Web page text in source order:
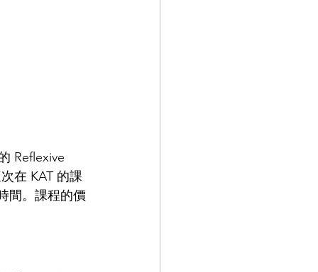
Reflexive
在 KAT 的課
間。課程的價